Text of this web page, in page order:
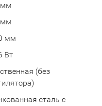
мм
мм
мм
Вт
(без
сталь с